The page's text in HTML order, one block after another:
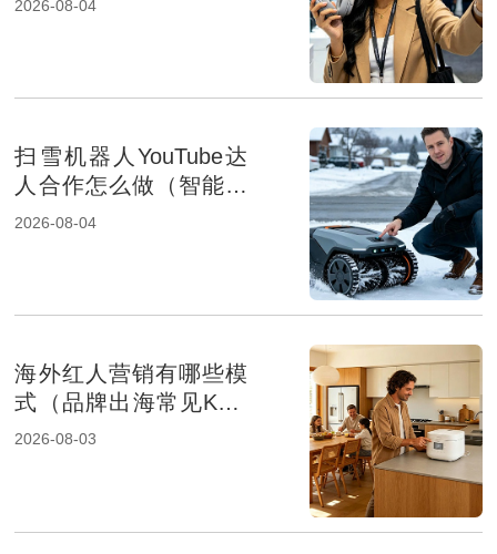
2026-08-04
扫雪机器人YouTube达
人合作怎么做（智能家
居品牌出海策略）
2026-08-04
海外红人营销有哪些模
式（品牌出海常见KOL
合作方式解析）
2026-08-03